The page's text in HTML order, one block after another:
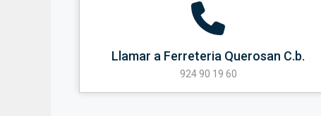
Llamar a Ferreteria Querosan C.b.
924 90 19 60